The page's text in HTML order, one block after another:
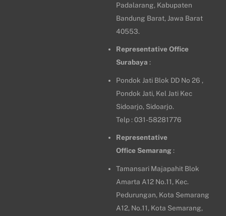
Padalarang, Kabupaten
Bandung Barat, Jawa Barat
40553.
Representative Office
Surabaya :
Pondok Jati Blok DD No 26 ,
Pondok Jati, Kel Jati Kec
Sidoarjo, Sidoarjo.
Telp : 031-58281776
Representative
Office Semarang:
Tamansari Majapahit Blok
Amarta A12 No.11, Kec.
Pedurungan, Kota Semarang
A12, No.11, Kota Semarang,